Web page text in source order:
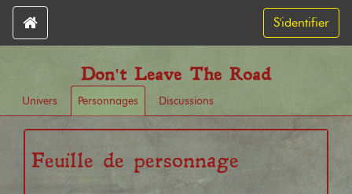
S'identifier
Don't Leave The Road
Univers Personnages Discussions
Feuille de personnage